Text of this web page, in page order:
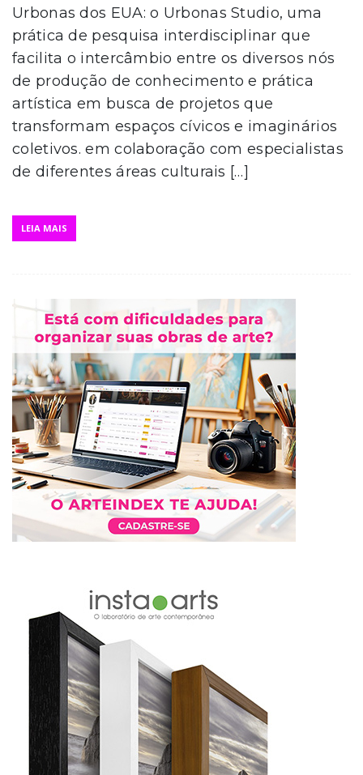
Urbonas dos EUA: o Urbonas Studio, uma
prática de pesquisa interdisciplinar que
facilita o intercâmbio entre os diversos nós
de produção de conhecimento e prática
artística em busca de projetos que
transformam espaços cívicos e imaginários
coletivos. em colaboração com especialistas
de diferentes áreas culturais […]
LEIA MAIS